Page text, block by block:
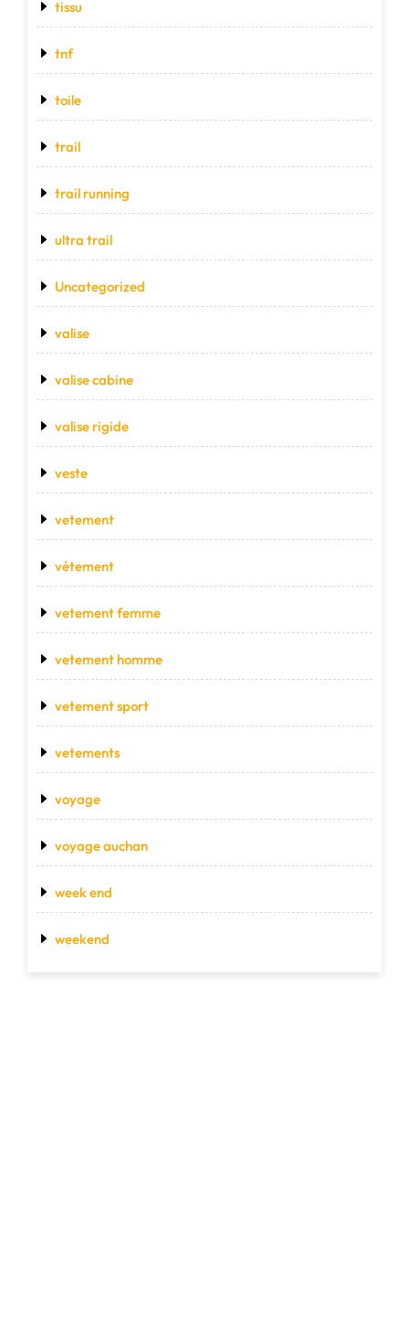
tissu
tnf
toile
trail
trail running
ultra trail
Uncategorized
valise
valise cabine
valise rigide
veste
vetement
vétement
vetement femme
vetement homme
vetement sport
vetements
voyage
voyage auchan
week end
weekend